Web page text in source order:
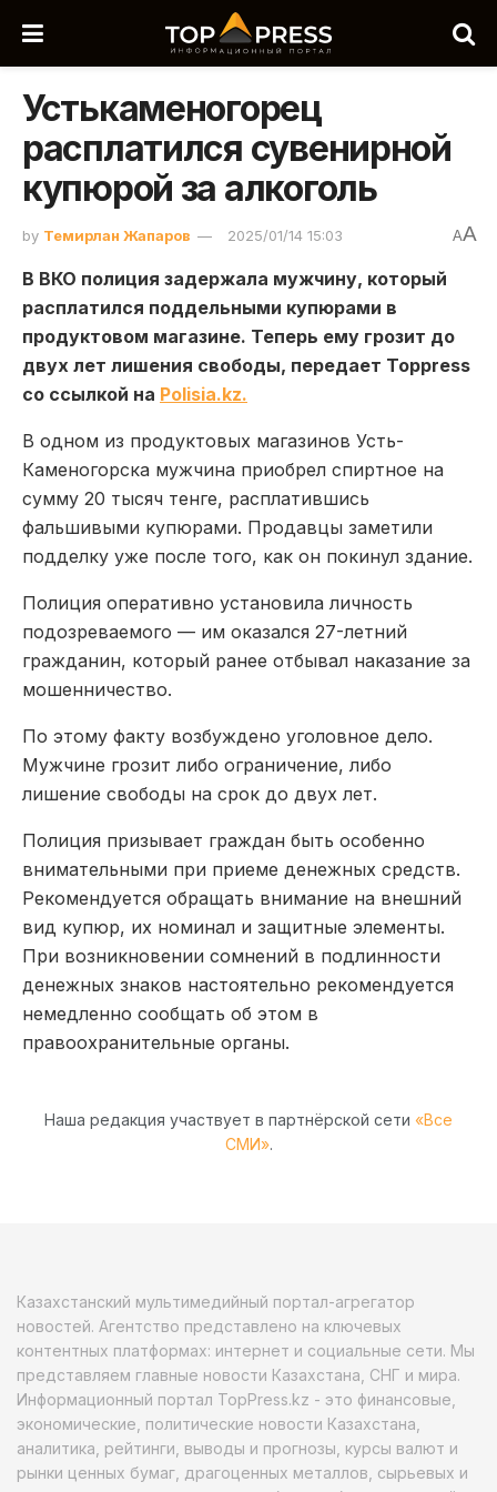
Устькаменогорец
расплатился сувенирной
купюрой за алкоголь
by Темирлан Жапаров 2025/01/14 15:03 AA
В ВКО полиция задержала мужчину, который
расплатился поддельными купюрами в
продуктовом магазине. Теперь ему грозит до
двух лет лишения свободы, передает Toppress
со ссылкой на Polisia.kz.
В одном из продуктовых магазинов Усть-
Каменогорска мужчина приобрел спиртное на
сумму 20 тысяч тенге, расплатившись
фальшивыми купюрами. Продавцы заметили
подделку уже после того, как он покинул здание.
Полиция оперативно установила личность
подозреваемого — им оказался 27-летний
гражданин, который ранее отбывал наказание за
мошенничество.
По этому факту возбуждено уголовное дело.
Мужчине грозит либо ограничение, либо
лишение свободы на срок до двух лет.
Полиция призывает граждан быть особенно
внимательными при приеме денежных средств.
Рекомендуется обращать внимание на внешний
вид купюр, их номинал и защитные элементы.
При возникновении сомнений в подлинности
денежных знаков настоятельно рекомендуется
немедленно сообщать об этом в
правоохранительные органы.
Наша редакция участвует в партнёрской сети «Все
СМИ».
Казахстанский мультимедийный портал-агрегатор
новостей. Агентство представлено на ключевых
контентных платформах: интернет и социальные сети. Мы
представляем главные новости Казахстана, СНГ и мира.
Информационный портал TopPress.kz - это финансовые,
экономические, политические новости Казахстана,
аналитика, рейтинги, выводы и прогнозы, курсы валют и
рынки ценных бумаг, драгоценных металлов, сырьевых и